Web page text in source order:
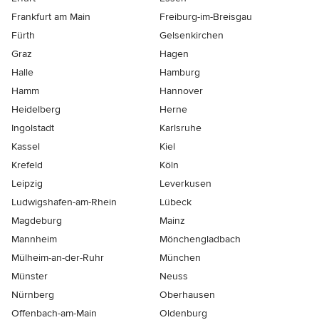
Frankfurt am Main
Freiburg-im-Breisgau
Fürth
Gelsenkirchen
Graz
Hagen
Halle
Hamburg
Hamm
Hannover
Heidelberg
Herne
Ingolstadt
Karlsruhe
Kassel
Kiel
Krefeld
Köln
Leipzig
Leverkusen
Ludwigshafen-am-Rhein
Lübeck
Magdeburg
Mainz
Mannheim
Mönchen­gladbach
Mülheim-an-der-Ruhr
München
Münster
Neuss
Nürnberg
Oberhausen
Offenbach-am-Main
Oldenburg